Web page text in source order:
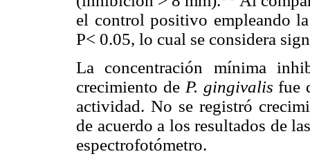
el control positivo empleando
P< 0.05, lo cual se considera
La concentración mínima
crecimiento de P. gingivalis fue
actividad. No se registró
de acuerdo a los resultados de
espectrofotómetro.